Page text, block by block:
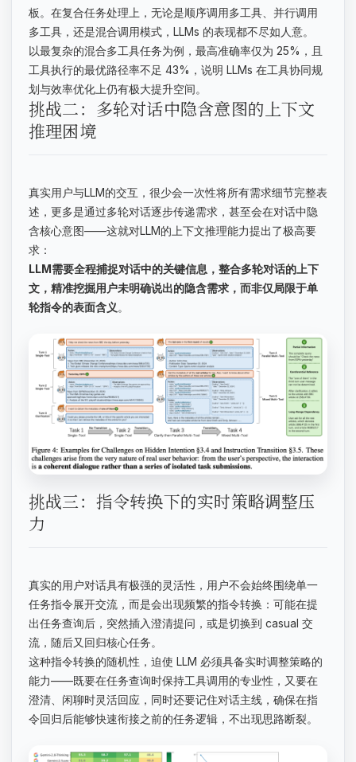
板。在复合任务处理上，无论是顺序调用多工具、并行调用
多工具，还是混合调用模式，LLMs 的表现都不尽如人意。
以最复杂的混合多工具任务为例，最高准确率仅为 25%，且
工具执行的最优路径率不足 43%，说明 LLMs 在工具协同规
划与效率优化上仍有极大提升空间。
挑战二：多轮对话中隐含意图的上下文
推理困境
真实用户与LLM的交互，很少会一次性将所有需求细节完整表
述，更多是通过多轮对话逐步传递需求，甚至会在对话中隐
含核心意图——这就对LLM的上下文推理能力提出了极高要
求：
LLM需要全程捕捉对话中的关键信息，整合多轮对话的上下
文，精准挖掘用户未明确说出的隐含需求，而非仅局限于单
轮指令的表面含义 。
挑战三：指令转换下的实时策略调整压
力
真实的用户对话具有极强的灵活性，用户不会始终围绕单一
任务指令展开交流，而是会出现频繁的指令转换：可能在提
出任务查询后，突然插入澄清提问，或是切换到 casual 交
流，随后又回归核心任务。
这种指令转换的随机性，迫使 LLM 必须具备实时调整策略的
能力——既要在任务查询时保持工具调用的专业性，又要在
澄清、闲聊时灵活回应，同时还要记住对话主线，确保在指
令回归后能够快速衔接之前的任务逻辑，不出现思路断裂。